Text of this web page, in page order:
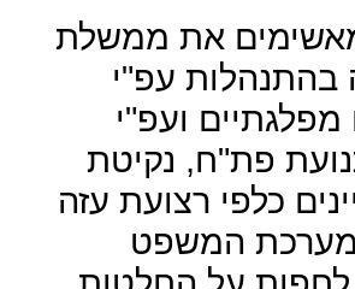
את ממשלת
עפ"י
מפלגתיים ועפ"י
פת"ח, נקיטת
כלפי רצועת עזה
המשפט